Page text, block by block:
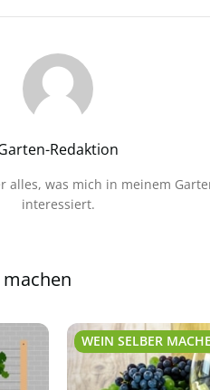
Redaktion
alles, was mich in meinem
interessiert.
WEIN SELBER